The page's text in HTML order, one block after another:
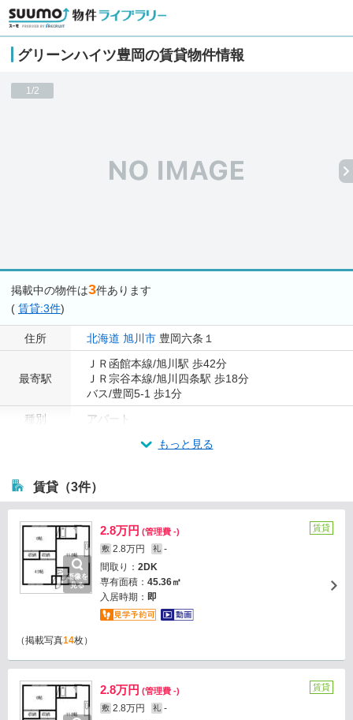
グリーンハイツ豊岡の賃貸物件情報
1/2
掲載中の物件は3件あります
( 賃貸:3件)
住所 北海道 旭川市 豊岡六条１
最寄駅
ＪＲ函館本線/旭川駅 歩42分
ＪＲ宗谷本線/旭川四条駅 歩18分
バス/豊岡5-1 歩1分
種別
アパート
もっと見る
賃貸（3件）
画像を
見る
2.8万円 (管理費 -)
敷 2.8万円 礼 -
間取り： 2DK
専有面積： 45.36㎡
入居時期： 即
賃貸
（掲載写真14枚）
2.8万円 (管理費 -)
敷 2.8万円 礼 -
賃貸